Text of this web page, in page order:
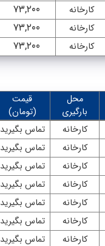
کارخانه ۷۳,۲۰۰
کارخانه ۷۳,۲۰۰
کارخانه ۷۳,۲۰۰
محل
بارگیری
قیمت
(تومان)
کارخانه تماس بگیرید
کارخانه تماس بگیرید
کارخانه تماس بگیرید
کارخانه تماس بگیرید
کارخانه تماس بگیرید
کارخانه تماس بگیرید
کارخانه تماس بگیرید